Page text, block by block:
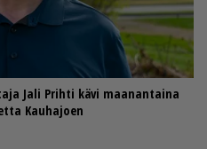
Jali Prihti kävi maanantaina
Kauhajoen